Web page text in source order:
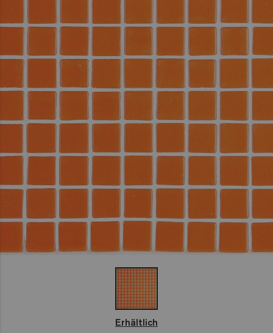
Erhältlich